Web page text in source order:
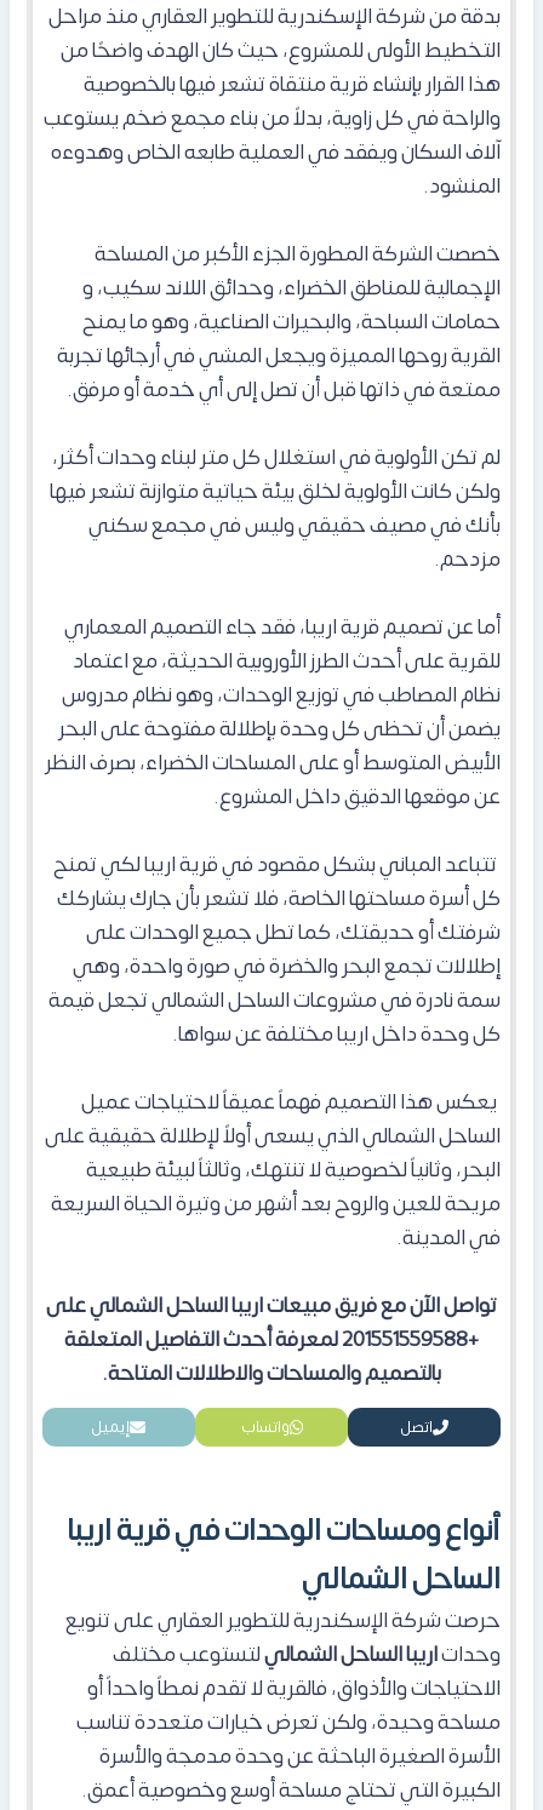
بدقة من شركة الإسكندرية للتطوير العقاري منذ مراحل
التخطيط الأولى للمشروع، حيث كان الهدف واضحًا من
هذا القرار بإنشاء قرية منتقاة تشعر فيها بالخصوصية
والراحة في كل زاوية، بدلاً من بناء مجمع ضخم يستوعب
آلاف السكان ويفقد في العملية طابعه الخاص وهدوءه
المنشود.
خصصت الشركة المطورة الجزء الأكبر من المساحة
الإجمالية للمناطق الخضراء، وحدائق اللاند سكيب، و
حمامات السباحة، والبحيرات الصناعية، وهو ما يمنح
القرية روحها المميزة ويجعل المشي في أرجائها تجربة
ممتعة في ذاتها قبل أن تصل إلى أي خدمة أو مرفق.
لم تكن الأولوية في استغلال كل متر لبناء وحدات أكثر،
ولكن كانت الأولوية لخلق بيئة حياتية متوازنة تشعر فيها
بأنك في مصيف حقيقي وليس في مجمع سكني
مزدحم.
أما عن تصميم قرية اريبا، فقد جاء التصميم المعماري
للقرية على أحدث الطرز الأوروبية الحديثة، مع اعتماد
نظام المصاطب في توزيع الوحدات، وهو نظام مدروس
يضمن أن تحظى كل وحدة بإطلالة مفتوحة على البحر
الأبيض المتوسط أو على المساحات الخضراء، بصرف النظر
عن موقعها الدقيق داخل المشروع.
تتباعد المباني بشكل مقصود في قرية اريبا لكي تمنح
كل أسرة مساحتها الخاصة، فلا تشعر بأن جارك يشاركك
شرفتك أو حديقتك، كماتطل جميع الوحدات على
إطلالات تجمع البحر والخضرة في صورة واحدة، وهي
سمة نادرة في مشروعات الساحل الشمالي تجعل قيمة
كل وحدة داخل اريبا مختلفة عن سواها.
يعكس هذا التصميم فهماً عميقاً لاحتياجات عميل
الساحل الشمالي الذي يسعى أولاً لإطلالة حقيقية على
البحر، وثانياً لخصوصية لا تنتهك، وثالثاً لبيئة طبيعية
مريحة للعين والروح بعد أشهر من وتيرة الحياة السريعة
في المدينة.
تواصل الآن مع فريق مبيعات اريبا الساحل الشمالي على
+201551559588 لمعرفة أحدث التفاصيل المتعلقة
بالتصميم والمساحات والاطلالات المتاحة.
اتصل واتساب إيميل
أنواع ومساحات الوحدات في قرية اريبا
الساحل الشمالي
حرصت شركة الإسكندرية للتطوير العقاري على تنويع
وحداتاريبا الساحل الشماليلتستوعب مختلف
الاحتياجات والأذواق، فالقرية لا تقدم نمطاً واحداً أو
مساحة وحيدة، ولكن تعرض خيارات متعددة تناسب
الأسرة الصغيرة الباحثة عن وحدة مدمجة والأسرة
الكبيرة التي تحتاج مساحة أوسع وخصوصية أعمق.